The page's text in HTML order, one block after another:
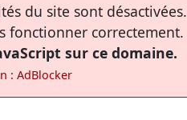
du site sont désactivées.
fonctionner correctement.
sur ce domaine.
: AdBlocker